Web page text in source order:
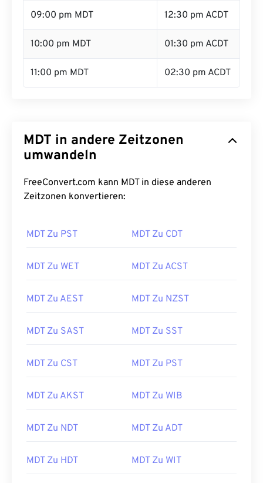
09:00 pm MDT 12:30 pm ACDT
10:00 pm MDT 01:30 pm ACDT
11:00 pm MDT 02:30 pm ACDT
MDT in andere Zeitzonen
umwandeln
FreeConvert.com kann MDT in diese anderen
Zeitzonen konvertieren:
MDT Zu PST MDT Zu CDT
MDT Zu WET MDT Zu ACST
MDT Zu AEST MDT Zu NZST
MDT Zu SAST MDT Zu SST
MDT Zu CST MDT Zu PST
MDT Zu AKST MDT Zu WIB
MDT Zu NDT MDT Zu ADT
MDT Zu HDT MDT Zu WIT